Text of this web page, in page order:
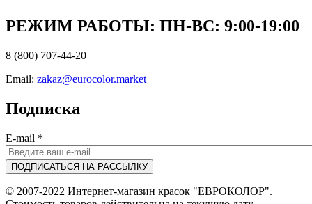
РЕЖИМ РАБОТЫ: ПН-ВC: 9:00-19:00
8 (800) 707-44-20
Email: zakaz@eurocolor.market
Подписка
E-mail *
© 2007-2022 Интернет-магазин красок "ЕВРОКОЛОР".